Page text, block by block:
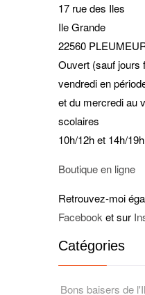
17 rue des Iles
Ile Grande
22560
Ouvert (sauf jours
vendredi en
et du mercredi au
scolaires
10h/12h et 14h/19h
Boutique en ligne
Retrouvez-moi
Facebooket sur
Catégories
Bons baisers de